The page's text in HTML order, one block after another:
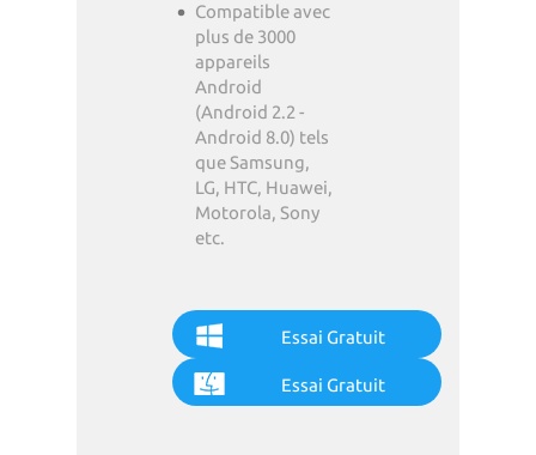
Compatible avec
plus de 3000
appareils
Android
(Android 2.2 -
Android 8.0) tels
que Samsung,
LG, HTC, Huawei,
Motorola, Sony
etc.
Essai Gratuit
Essai Gratuit